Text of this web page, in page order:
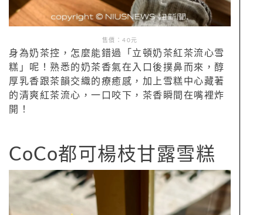
售價：40元
身為奶茶控，怎麼能錯過「立頓奶茶紅茶流心雪
糕」呢！熟悉的奶茶香氣在入口後撲鼻而來，醇
厚乳香跟茶韻交織的療癒感，加上雪糕中心藏著
的清爽紅茶流心，一口咬下，茶香瞬間在嘴裡炸
開！
CoCo都可楊枝甘露雪糕